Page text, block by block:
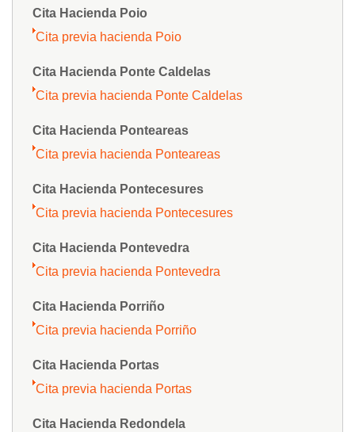
Cita Hacienda Poio
Cita previa hacienda Poio
Cita Hacienda Ponte Caldelas
Cita previa hacienda Ponte Caldelas
Cita Hacienda Ponteareas
Cita previa hacienda Ponteareas
Cita Hacienda Pontecesures
Cita previa hacienda Pontecesures
Cita Hacienda Pontevedra
Cita previa hacienda Pontevedra
Cita Hacienda Porriño
Cita previa hacienda Porriño
Cita Hacienda Portas
Cita previa hacienda Portas
Cita Hacienda Redondela